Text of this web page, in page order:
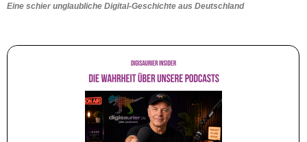
Eine schier unglaubliche Digital-Geschichte aus Deutschland